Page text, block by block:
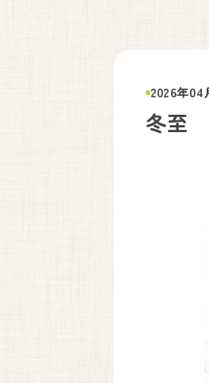
2026年04
冬至
しまざき助産
徳林寺さんの道路向かい
側道沿いの看板が目印に